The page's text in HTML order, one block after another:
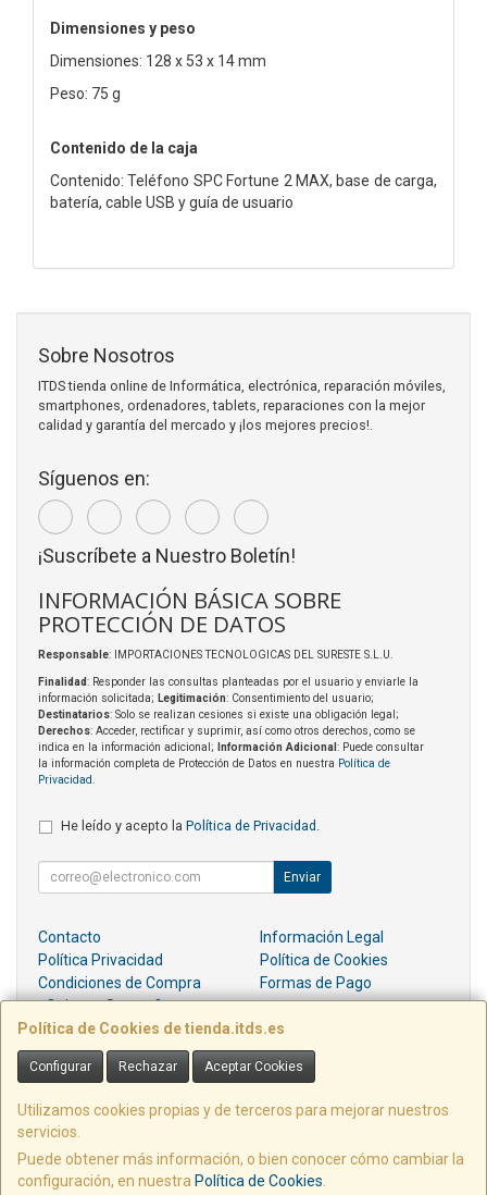
Dimensiones y peso
Dimensiones: 128 x 53 x 14 mm
Peso: 75 g
Contenido de la caja
Contenido: Teléfono SPC Fortune 2 MAX, base de carga,
batería, cable USB y guía de usuario
Política de Cookies de tienda.itds.es
Configurar Rechazar Aceptar Cookies
Utilizamos cookies propias y de terceros para mejorar nuestros
servicios.
Puede obtener más información, o bien conocer cómo cambiar la
configuración, en nuestra Política de Cookies
Sobre Nosotros
ITDS tienda online de Informática, electrónica, reparación móviles,
smartphones, ordenadores, tablets, reparaciones con la mejor
calidad y garantía del mercado y ¡los mejores precios!.
Síguenos en:
¡Suscríbete a Nuestro Boletín!
INFORMACIÓN BÁSICA SOBRE
PROTECCIÓN DE DATOS
Responsable: IMPORTACIONES TECNOLOGICAS DEL SURESTE S.L.U.
Finalidad: Responder las consultas planteadas por el usuario y enviarle la
información solicitada; Legitimación: Consentimiento del usuario;
Destinatarios: Solo se realizan cesiones si existe una obligación legal;
Derechos: Acceder, rectificar y suprimir, así como otros derechos, como se
indica en la información adicional;
Información Adicional : Puede consultar
la información completa de Protección de Datos en nuestra Política de
Privacidad
He leído y acepto la Política de Privacidad
Enviar
Contacto
Información Legal
Política Privacidad
Política de Cookies
Condiciones de Compra
Formas de Pago
¿Quienes Somos?
Contacto
pedidos@itds.es
PZ EMILIO DIEZ DE REVENGA, EDIF LIBERTAD LOCAL E6, 30009, MURCIA,
España. - C.I.F.: B73664054 - Tfno: 968909023 -Resolución de Litigios